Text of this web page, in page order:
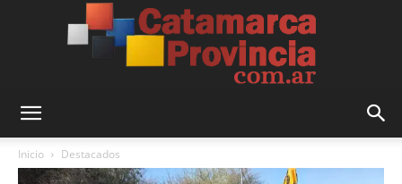
Inicio Destacados